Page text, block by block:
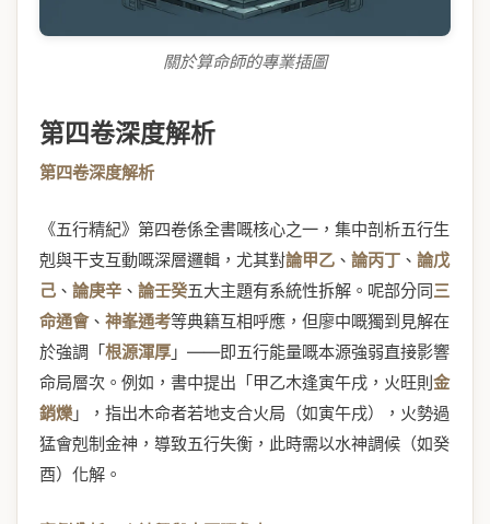
關於算命師的專業插圖
第四卷深度解析
第四卷深度解析
《五行精紀》第四卷係全書嘅核心之一，集中剖析五行生
剋與干支互動嘅深層邏輯，尤其對論甲乙 、 論丙丁 、 論戊
己 、 論庚辛 、 論壬癸五大主題有系統性拆解。呢部分同三
命通會、 神峯通考等典籍互相呼應，但廖中嘅獨到見解在
於強調「根源渾厚 」——即五行能量嘅本源強弱直接影響
命局層次。例如，書中提出「甲乙木逢寅午戌，火旺則金
銷爍 」，指出木命者若地支合火局（如寅午戌），火勢過
猛會剋制金神，導致五行失衡，此時需以水神調候（如癸
酉）化解。